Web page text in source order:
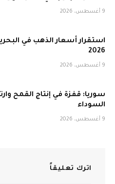
9 أغسطس، 2026
2026
9 أغسطس، 2026
سوريا: قفزة في إنتاج القمح
السوداء
9 أغسطس، 2026
اترك تعليقاً